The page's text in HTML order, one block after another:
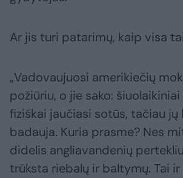
Ar jis turi patarimų, kaip visa
„Vadovaujuosi amerikiečių
požiūriu, o jie sako:
fiziškai jaučiasi sotūs, tačiau jų
badauja. Kuria prasme? Nes
didelis angliavandenių
trūksta riebalų ir baltymų. Tai ir